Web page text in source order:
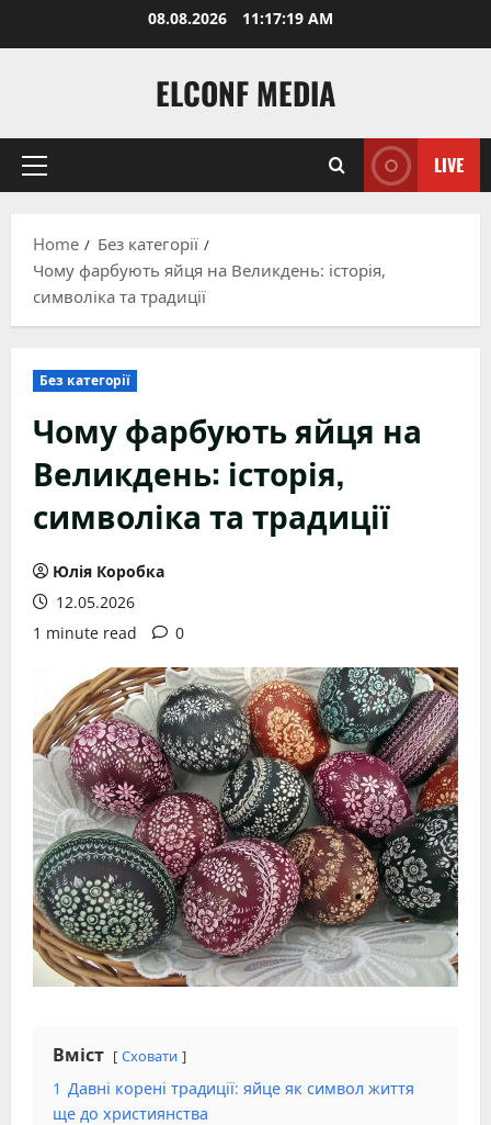
08.08.2026 11:17:20 AM
ELCONF MEDIA
Primary
LIVE
Home
Без категорії
Чому фарбують яйця на Великдень: історія,
символіка та традиції
Без категорії
Чому фарбують яйця на
Великдень: історія,
символіка та традиції
Юлія Коробка
12.05.2026
1 minute read
0
Вміст Сховати
1 Давні корені традиції: яйце як символ життя
ще до християнства